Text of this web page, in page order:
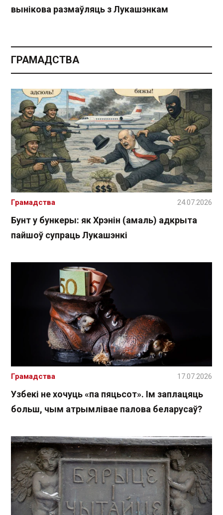
вынікова размаўляць з Лукашэнкам
ГРАМАДСТВА
Бунт у бункеры: як Хрэнін (амаль) адкрыта
пайшоў супраць Лукашэнкі
Грамадства 24.07.2026
Узбекі не хочуць «па пяцьсот». Ім заплацяць
больш, чым атрымлівае палова беларусаў?
Грамадства 17.07.2026